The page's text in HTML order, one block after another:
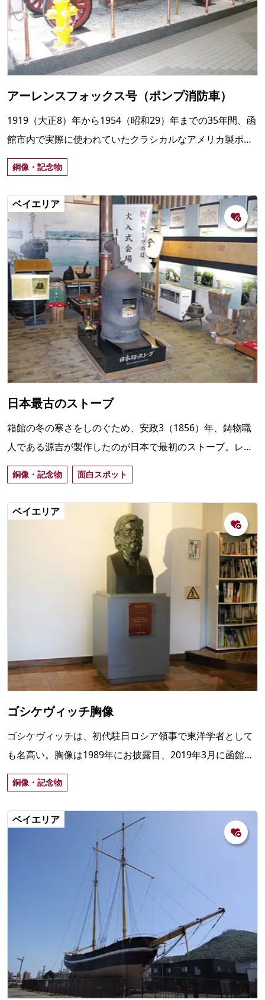
アーレンスフォックス号（ポンプ消防車）
1919（大正8）年から1954（昭和29）年までの35年間、函
館市内で実際に使われていたクラシカルなアメリカ製ポン
プ消防車。現在は函館市消防本部1階で保存・展示。
銅像・記念物
ベイエリア
日本最古のストーブ
箱館の冬の寒さをしのぐため、安政3（1856）年、鋳物職
人である源吉が製作したのが日本で最初のストーブ。レプ
リカが箱館高田屋嘉兵衛資料館に保存されている。
銅像・記念物 面白スポット
ベイエリア
ゴシケヴィッチ胸像
ゴシケヴィッチは、初代駐日ロシア領事で東洋学者として
も名高い。胸像は1989年にお披露目、2019年3月に函館市
地域交流まちづくりセンターに移設され、常設展示中。
銅像・記念物
ベイエリア